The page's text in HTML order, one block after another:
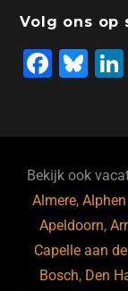
Volg ons op
F
b
o
o
k
Bl
ky
Bekijk ook
Almere,
Apeldoorn,
Capelle aan
Bosch, Den